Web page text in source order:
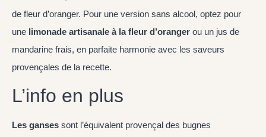
de fleur d’oranger. Pour une version sans alcool, optez pour
une limonade artisanale à la fleur d’oranger ou un jus de
mandarine frais, en parfaite harmonie avec les saveurs
provençales de la recette.
L’info en plus
Les ganses sont l’équivalent provençal des bugnes